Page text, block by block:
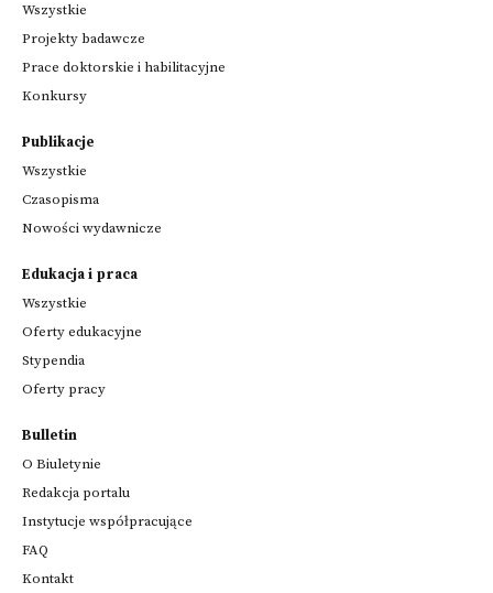
Wszystkie
Projekty badawcze
Prace doktorskie i habilitacyjne
Konkursy
Publikacje
Wszystkie
Czasopisma
Nowości wydawnicze
Edukacja i praca
Wszystkie
Oferty edukacyjne
Stypendia
Oferty pracy
Bulletin
O Biuletynie
Redakcja portalu
Instytucje współpracujące
FAQ
Kontakt